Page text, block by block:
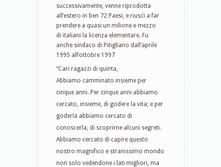
successivamente, venne riprodotta
all’estero in ben 72 Paesi, e riuscì a far
prendere a quasi un milione e mezzo
di italiani la licenza elementare. Fu
anche sindaco di Pitigliano dall’aprile
1995 all’ottobre 1997
“Cari ragazzi di quinta,
Abbiamo camminato insieme per
cinque anni. Per cinque anni abbiamo
cercato, insieme, di godere la vita; e per
goderla abbiamo cercato di
conoscerla, di scoprirne alcuni segreti.
Abbiamo cercato di capire questo
nostro magnifico e stranissimo mondo
non solo vedendone i lati migliori, ma